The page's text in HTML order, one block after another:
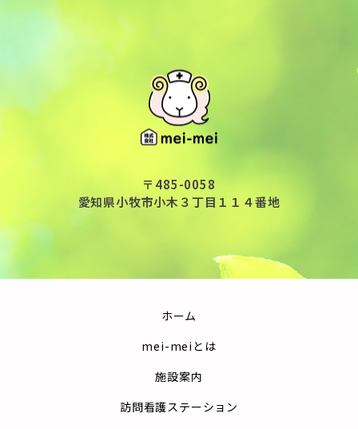
〒485-0058
愛知県小牧市小木３丁目１１４番地
ホーム
mei-meiとは
施設案内
訪問看護ステーション